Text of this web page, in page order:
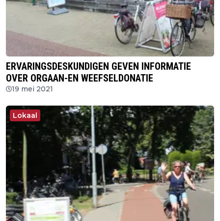
ERVARINGSDESKUNDIGEN GEVEN INFORMATIE
OVER ORGAAN-EN WEEFSELDONATIE
19 mei 2021
Lokaal